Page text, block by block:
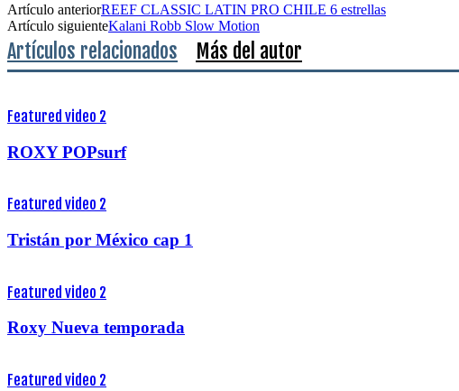
Artículo anteriorREEF CLASSIC LATIN PRO CHILE 6 estrellas
Artículo siguienteKalani Robb Slow Motion
Artículos relacionados Más del autor
Featured video 2
ROXY POPsurf
Featured video 2
Tristán por México cap 1
Featured video 2
Roxy Nueva temporada
Featured video 2